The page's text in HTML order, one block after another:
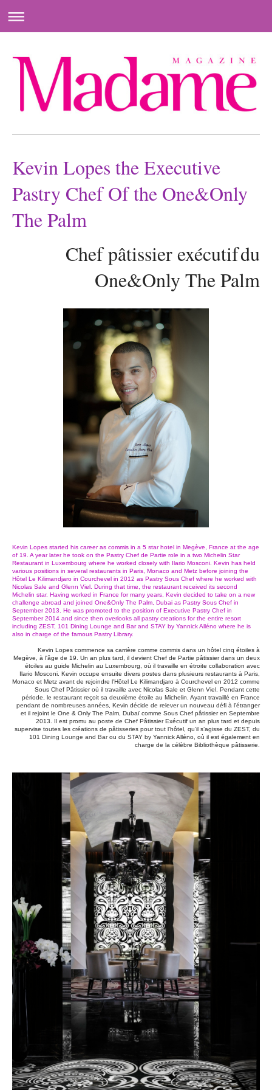
Kevin Lopes the Executive
Pastry Chef Of the One&Only
The Palm
Chef pâtissier exécutifdu
One&Only The Palm
Kevin Lopes started his career as commis in a 5 star hotel in Megève, France at the age
of 19. A year later he took on the Pastry Chef de Partie role in a two Michelin Star
Restaurant in Luxembourg where he worked closely with Ilario Mosconi. Kevin has held
various positions in several restaurants in Paris, Monaco and Metz before joining the
Hôtel Le Kilimandjaro in Courchevel in 2012 as Pastry Sous Chef where he worked with
Nicolas Sale and Glenn Viel. During that time, the restaurant received its second
Michelin star. Having worked in France for many years, Kevin decided to take on a new
challenge abroad and joined One&Only The Palm, Dubai as Pastry Sous Chef in
September 2013. He was promoted to the position of Executive Pastry Chef in
September 2014 and since then overlooks all pastry creations for the entire resort
including ZEST, 101 Dining Lounge and Bar and STAY by Yannick Alléno where he is
also in charge of the famous Pastry Library.
Kevin Lopes commence sa carrière comme commis dans un hôtel cinq étoiles à
Megève, à l'âge de 19. Un an plus tard, il devient Chef de Partie pâtissier dans un deux
étoiles au guide Michelin au Luxembourg, où il travaille en étroite collaboration avec
Ilario Mosconi. Kevin occupe ensuite divers postes dans plusieurs restaurants à Paris,
Monaco et Metz avant de rejoindre l'Hôtel Le Kilimandjaro à Courchevel en 2012 comme
Sous Chef Pâtissier où il travaille avec Nicolas Sale et Glenn Viel. Pendant cette
période, le restaurant reçoit sa deuxième étoile au Michelin. Ayant travaillé en France
pendant de nombreuses années, Kevin décide de relever un nouveau défi à l'étranger
et il rejoint le One & Only The Palm, Dubaï comme Sous Chef pâtissier en Septembre
2013. Il est promu au poste de Chef Pâtissier Exécutif un an plus tard et depuis
supervise toutes les créations de pâtisseries pour tout l’hôtel, qu’il s’agisse du ZEST, du
101 Dining Lounge and Bar ou du STAY by Yannick Alléno, où il est également en
charge de la célèbre Bibliothèque pâtisserie.